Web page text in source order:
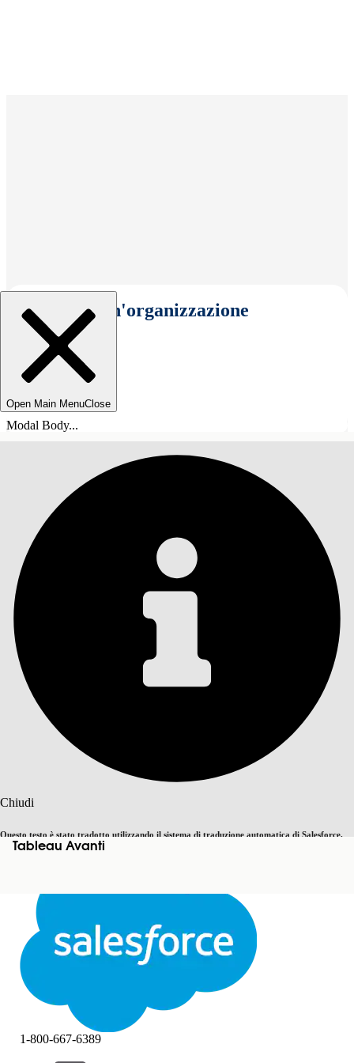
Seleziona un'organizzazione
Open Main MenuClose
Modal Body...
Chiudi
Questo testo è stato tradotto utilizzando il sistema di traduzione automatica di Salesforce.
Ulteriori dettagli sono disponibili
Chiudi Chiudi
Tableau Avanti
SOMMARIO
1-800-667-6389